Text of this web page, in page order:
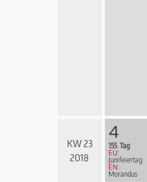
KW 23
2018
4
155. Tag
EU:
Junifeiertag
EN:
Morandus